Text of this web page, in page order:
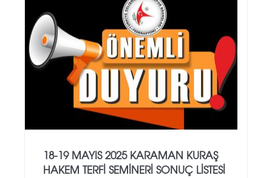
18-19 MAYIS 2025 KARAMAN KURAŞ
HAKEM TERFİ SEMİNERİ SONUÇ LİSTESİ